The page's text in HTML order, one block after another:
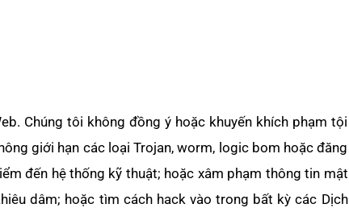
Chúng tôi không đồng ý hoặc khuyến khích phạm tội
giới hạn các loại Trojan, worm, logic bom hoặc đăng
đến hệ thống kỹ thuật; hoặc xâm phạm thông tin mật
dâm; hoặc tìm cách hack vào trong bất kỳ các Dịch